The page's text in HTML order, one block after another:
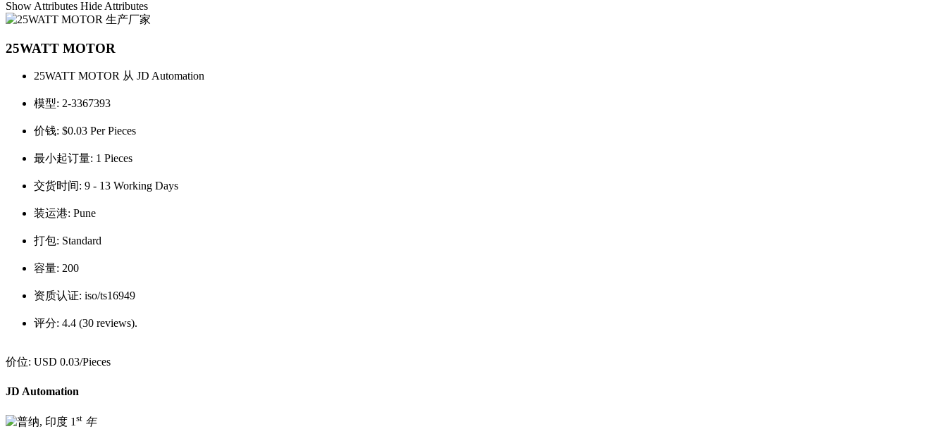
Show Attributes Hide Attributes
25WATT MOTOR
25WATT MOTOR 从 JD Automation
模型: 2-3367393
价钱: $0.03 Per Pieces
最小起订量: 1 Pieces
交货时间: 9 - 13 Working Days
装运港: Pune
打包: Standard
容量: 200
资质认证: iso/ts16949
评分: 4.4 (30 reviews).
价位: USD 0.03/Pieces
JD Automation
1 st 年